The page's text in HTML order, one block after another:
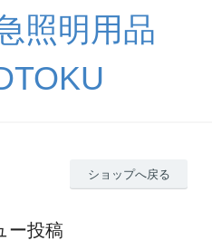
照明用品
ショップへ戻る
ー投稿